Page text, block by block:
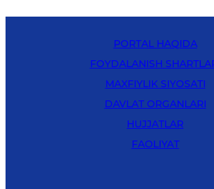
PORTAL HAQIDA
FOYDALANISH
MAXFIYLIK SIYOSATI
DAVLAT ORGANLARI
HUJJATLAR
FAOLIYAT